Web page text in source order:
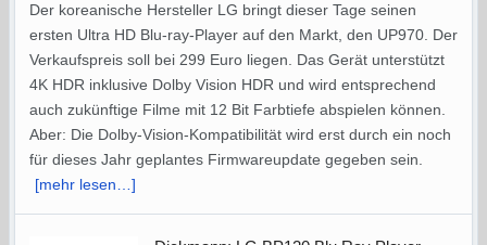
Der koreanische Hersteller LG bringt dieser Tage seinen
ersten Ultra HD Blu-ray-Player auf den Markt, den UP970. Der
Verkaufspreis soll bei 299 Euro liegen. Das Gerät unterstützt
4K HDR inklusive Dolby Vision HDR und wird entsprechend
auch zukünftige Filme mit 12 Bit Farbtiefe abspielen können.
Aber: Die Dolby-Vision-Kompatibilität wird erst durch ein noch
für dieses Jahr geplantes Firmwareupdate gegeben sein.
[mehr lesen…]